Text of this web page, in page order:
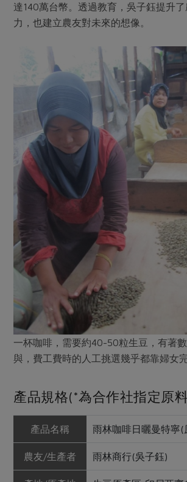
達140萬台幣。透過教育，吳子鈺提升
力，也建立農友對未來的想像。
一杯咖啡，需要約40-50粒生豆，有著
與，費工費時的人工挑選幾乎都靠婦女完
產品規格(*為合作社指定原
產品名稱 雨林咖啡日曬曼特寧
農友/生產者 雨林商行(吳子鈺)